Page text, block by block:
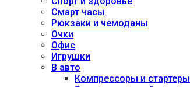
Смарт часы
Рюкзаки и чемоданы
Очки
Офис
Игрушки
В авто
Компрессоры и стартеры